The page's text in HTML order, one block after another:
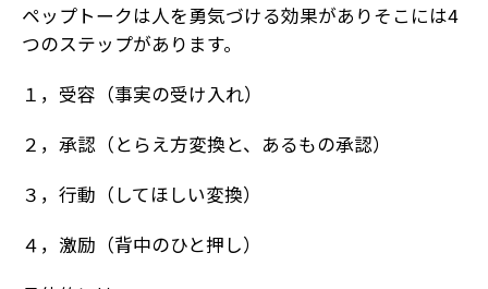
ペップトークは人を勇気づける効果がありそこには4
つのステップがあります。
１，受容（事実の受け入れ）
２，承認（とらえ方変換と、あるもの承認）
３，行動（してほしい変換）
４，激励（背中のひと押し）